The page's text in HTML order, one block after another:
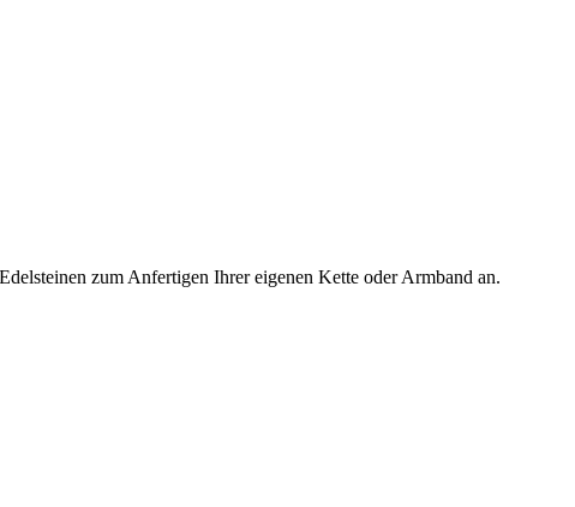
zum Anfertigen Ihrer eigenen Kette oder Armband an.